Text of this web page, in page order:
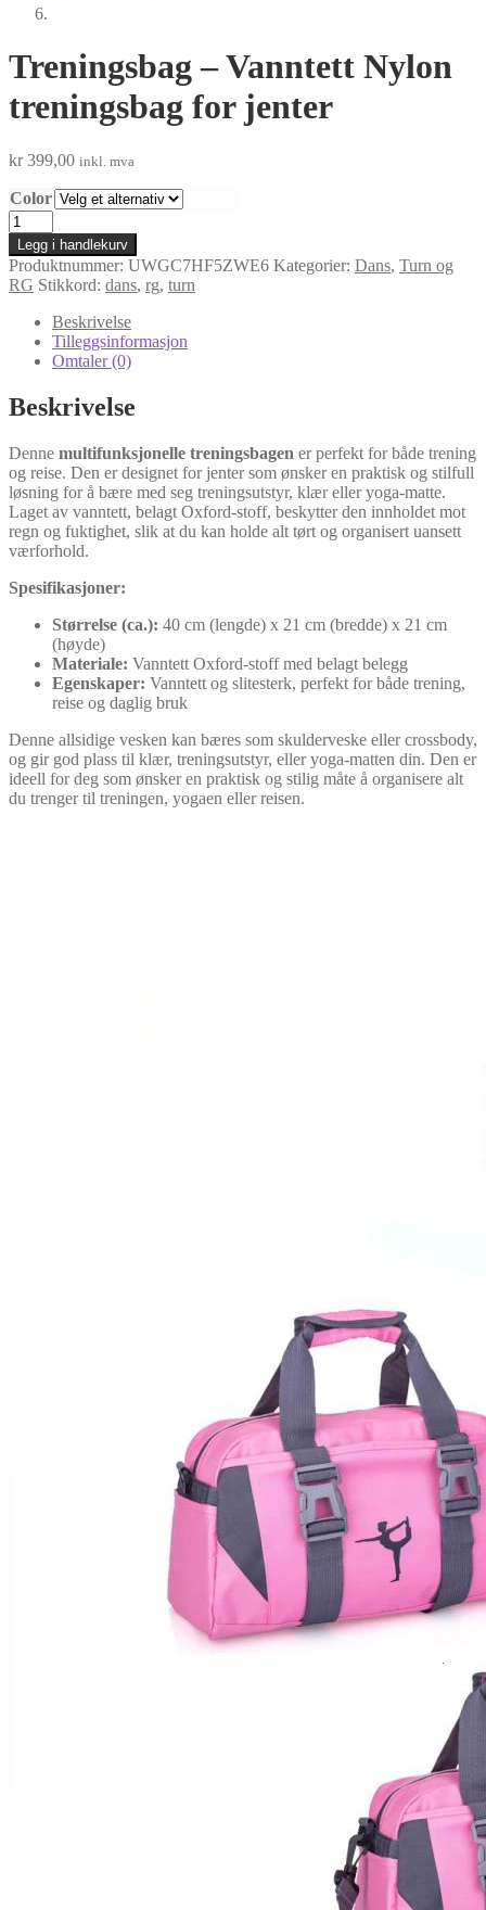
Treningsbag – Vanntett Nylon
treningsbag for jenter
kr399,00 inkl. mva
Color
Treningsbag
-
Vanntett
Nylon
treningsbag
jenter
antall
Legg i handlekurv
Produktnummer: UWGC7HF5ZWE6 Kategorier: Dans, Turn og
RG Stikkord: dans, rg, turn
Beskrivelse
Tilleggsinformasjon
Omtaler (0)
Beskrivelse
Denne multifunksjonelle treningsbagen er perfekt for både trening
og reise. Den er designet for jenter som ønsker en praktisk og stilfull
løsning for å bære med seg treningsutstyr, klær eller yoga-matte.
Laget av vanntett, belagt Oxford-stoff, beskytter den innholdet mot
regn og fuktighet, slik at du kan holde alt tørt og organisert uansett
værforhold.
Spesifikasjoner:
Størrelse (ca.): 40 cm (lengde) x 21 cm (bredde) x 21 cm
(høyde)
Materiale: Vanntett Oxford-stoff med belagt belegg
Egenskaper: Vanntett og slitesterk, perfekt for både trening,
reise og daglig bruk
Denne allsidige vesken kan bæres som skulderveske eller crossbody,
og gir god plass til klær, treningsutstyr, eller yoga-matten din. Den er
ideell for deg som ønsker en praktisk og stilig måte å organisere alt
du trenger til treningen, yogaen eller reisen.